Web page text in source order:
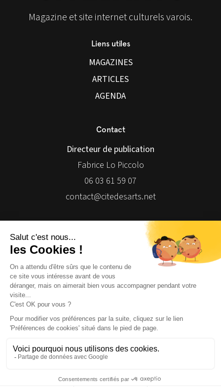
Magazine et site internet culturels varois.
Liens utiles
MAGAZINES
ARTICLES
AGENDA
Contact
Directeur de publication
Fabrice Lo Piccolo
06 03 61 59 07
contact@citedesarts.net
© 2026 | Cité des Arts | Tous droits réservés